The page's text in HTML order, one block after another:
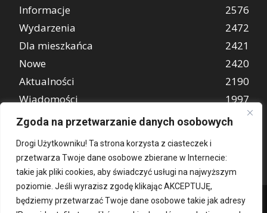
Zgoda na przetwarzanie danych osobowych
Drogi Użytkowniku! Ta strona korzysta z ciasteczek i
przetwarza Twoje dane osobowe zbierane w Internecie:
takie jak pliki cookies, aby świadczyć usługi na najwyższym
poziomie. Jeśli wyrazisz zgodę klikając AKCEPTUJĘ,
będziemy przetwarzać Twoje dane osobowe takie jak adresy
Informacje
2576
Wydarzenia
2472
Dla mieszkańca
2421
Nowe
2420
Aktualności
2190
Wiadomości
1997
REKLAMA
849